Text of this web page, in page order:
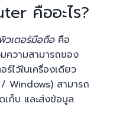
คืออะไร?
วเตอร์มือถือคือ
ความสามารถของ
ไว้ในเครื่องเดียว
Windows) สามารถ
เก็บ และส่งข้อมูล